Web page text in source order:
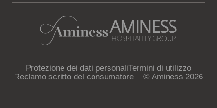
Protezione dei dati personaliTermini di utilizzo
Reclamo scritto del consumatore
© Aminess 2026